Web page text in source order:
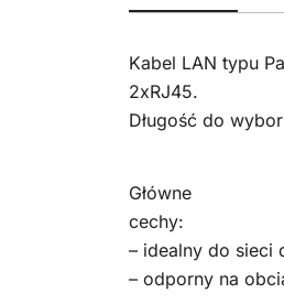
Kabel LAN typu
2xRJ45.
Długość do
Główne
cechy:
– idealny do sieci
– odporny na